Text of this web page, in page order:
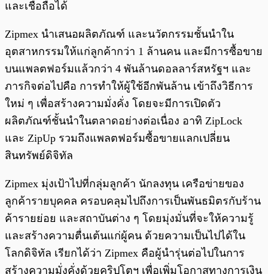
และเชื่อถือได้
Zipmex นำเสนอผลิตภัณฑ์ และนวัตกรรมชั้นนำใน
อุตสาหกรรมให้แก่ลูกค้ากว่า 1 ล้านคน และมีการซื้อขาย
บนแพลตฟอร์มแล้วกว่า 4 พันล้านดอลลาร์สหรัฐฯ และ
ภารกิจต่อไปคือ การทำให้ผู้ใช้อีกพันล้าน เข้าถึงวิธีการ
ใหม่ ๆ เพื่อสร้างความมั่งคั่ง โดยจะมีการเปิดตัว
ผลิตภัณฑ์ชั้นนำในตลาดอย่างต่อเนื่อง อาทิ ZipLock
และ ZipUp รวมถึงแพลตฟอร์มซื้อขายแลกเปลี่ยน
สินทรัพย์ดิจิทัล
Zipmex มุ่งเป้าไปที่กลุ่มลูกค้า นักลงทุน เครือข่ายของ
ลูกค้ารายบุคคล ครอบคลุมไปถึงการเป็นพันธมิตรกับร้าน
ค้ารายย่อย และสถาบันต่าง ๆ โดยมุ่งมั่นที่จะให้ความรู้
และสร้างความตื่นเต้นแก่ผู้คน ด้วยความเป็นไปได้ใน
โลกดิจิทัล เรียกได้ว่า Zipmex คือผู้นำรุ่นต่อไปในการ
สร้างความมั่งคั่งด้วยคริปโตฯ เพื่อเพิ่มโอกาสทางการเงิน